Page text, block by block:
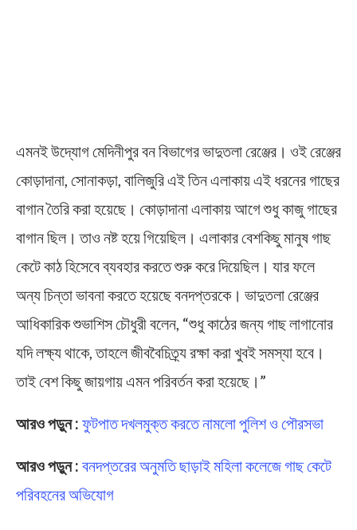
এমনই উদ্যোগ মেদিনীপুর বন বিভাগের ভাদুতলা রেঞ্জের। ওই রেঞ্জের
কোড়াদানা, সোনাকড়া, বালিজুরি এই তিন এলাকায় এই ধরনের গাছের
বাগান তৈরি করা হয়েছে। কোড়াদানা এলাকায় আগে শুধু কাজু গাছের
বাগান ছিল। তাও নষ্ট হয়ে গিয়েছিল। এলাকার বেশকিছু মানুষ গাছ
কেটে কাঠ হিসেবে ব্যবহার করতে শুরু করে দিয়েছিল। যার ফলে
অন্য চিন্তা ভাবনা করতে হয়েছে বনদপ্তরকে। ভাদুতলা রেঞ্জের
আধিকারিক শুভাশিস চৌধুরী বলেন, “শুধু কাঠের জন্য গাছ লাগানোর
যদি লক্ষ্য থাকে, তাহলে জীববৈচিত্র্য রক্ষা করা খুবই সমস্যা হবে।
তাই বেশ কিছু জায়গায় এমন পরিবর্তন করা হয়েছে।”
আরও পড়ুন : ফুটপাত দখলমুক্ত করতে নামলো পুলিশ ও পৌরসভা
আরও পড়ুন : বনদপ্তরের অনুমতি ছাড়াই মহিলা কলেজে গাছ কেটে
পরিবহনের অভিযোগ